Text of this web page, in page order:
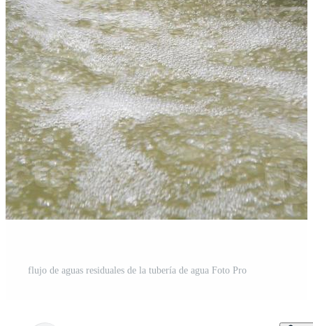
flujo de aguas residuales de la tubería de agua Foto Pro